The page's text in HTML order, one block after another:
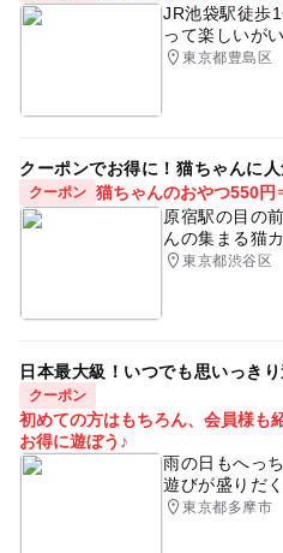
JR池袋駅徒歩
って楽しいが
東京都豊島区
クーポンでお得に！猫ちゃんに
クーポン 猫ちゃんのおやつ550
原宿駅の目の
んの集まる猫
東京都渋谷区
日本最大級！いつでも思いっき
クーポン
初めての方はもちろん、会員様も
お得に遊ぼう♪
雨の日もへっ
遊びが盛りだ
東京都多摩市